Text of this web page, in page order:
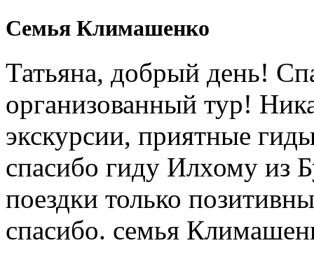
Cемья Климашенко
Татьяна, добрый день!
организованный тур!
экскурсии, приятные
спасибо гиду Илхому из
поездки только
спасибо. семья